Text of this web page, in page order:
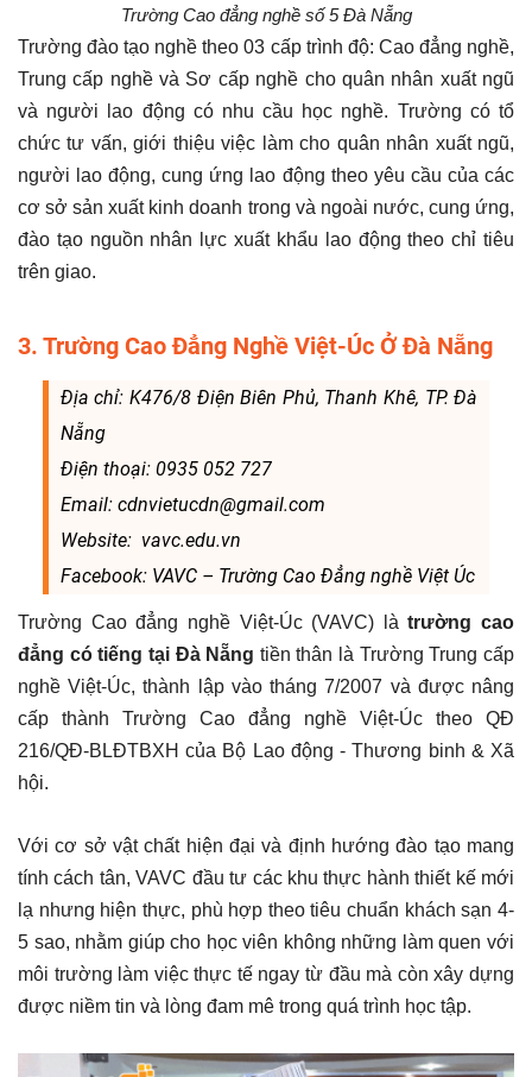
Trường Cao đẳng nghề số 5 Đà Nẵng
Trường đào tạo nghề theo 03 cấp trình độ: Cao đẳng nghề,
Trung cấp nghề và Sơ cấp nghề cho quân nhân xuất ngũ
và người lao động có nhu cầu học nghề. Trường có tổ
chức tư vấn, giới thiệu việc làm cho quân nhân xuất ngũ,
người lao động, cung ứng lao động theo yêu cầu của các
cơ sở sản xuất kinh doanh trong và ngoài nước, cung ứng,
đào tạo nguồn nhân lực xuất khẩu lao động theo chỉ tiêu
trên giao.
3. Trường Cao Đẳng Nghề Việt-Úc Ở Đà Nẵng
Địa chỉ: K476/8 Điện Biên Phủ, Thanh Khê, TP. Đà
Nẵng
Điện thoại: 0935 052 727
Email: cdnvietucdn@gmail.com
Website: vavc.edu.vn
Facebook: VAVC – Trường Cao Đẳng nghề Việt Úc
Trường Cao đẳng nghề Việt-Úc (VAVC) làtrường cao
đẳng có tiếng tại Đà Nẵng tiền thân là Trường Trung cấp
nghề Việt-Úc, thành lập vào tháng 7/2007 và được nâng
cấp thành Trường Cao đẳng nghề Việt-Úc theo QĐ
216/QĐ-BLĐTBXH của Bộ Lao động - Thương binh & Xã
hội.
Với cơ sở vật chất hiện đại và định hướng đào tạo mang
tính cách tân, VAVC đầu tư các khu thực hành thiết kế mới
lạ nhưng hiện thực, phù hợp theo tiêu chuẩn khách sạn 4-
5 sao, nhằm giúp cho học viên không những làm quen với
môi trường làm việc thực tế ngay từ đầu mà còn xây dựng
được niềm tin và lòng đam mê trong quá trình học tập.